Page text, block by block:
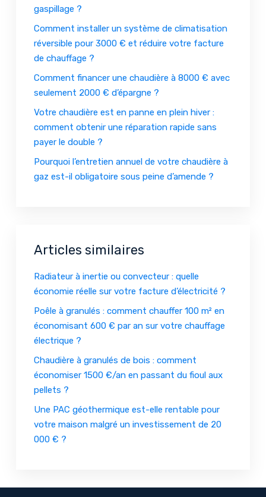
gaspillage ?
Comment installer un système de climatisation
réversible pour 3000 € et réduire votre facture
de chauffage ?
Comment financer une chaudière à 8000 € avec
seulement 2000 € d’épargne ?
Votre chaudière est en panne en plein hiver :
comment obtenir une réparation rapide sans
payer le double ?
Pourquoi l’entretien annuel de votre chaudière à
gaz est-il obligatoire sous peine d’amende ?
Articles similaires
Radiateur à inertie ou convecteur : quelle
économie réelle sur votre facture d’électricité ?
Poêle à granulés : comment chauffer 100 m² en
économisant 600 € par an sur votre chauffage
électrique ?
Chaudière à granulés de bois : comment
économiser 1500 €/an en passant du fioul aux
pellets ?
Une PAC géothermique est-elle rentable pour
votre maison malgré un investissement de 20
000 € ?